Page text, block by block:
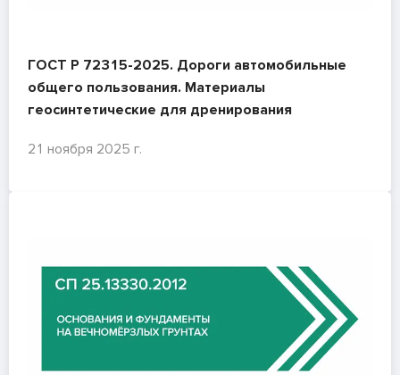
ГОСТ Р 72315-2025. Дороги автомобильные
общего пользования. Материалы
геосинтетические для дренирования
21 ноября 2025 г.